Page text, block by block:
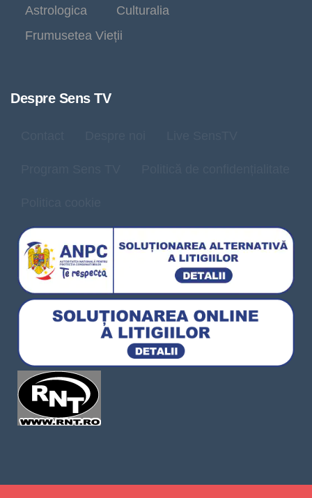
Astrologica
Culturalia
Frumusetea Vieții
Despre Sens TV